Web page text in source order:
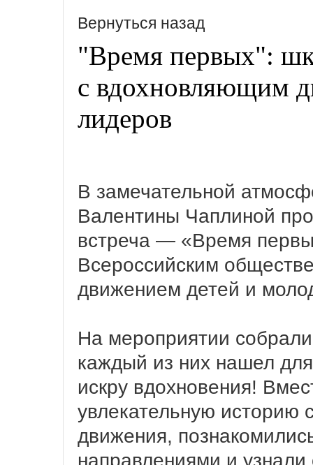
Вернуться назад
"Время первых":
с вдохновляющим
лидеров
В замечательной
Валентины Чаплиной
встреча — «Время
Всероссийским
движением детей и
На мероприятии
каждый из них нашел
искру вдохновения!
увлекательную историю
движения,
направлениями и узнали